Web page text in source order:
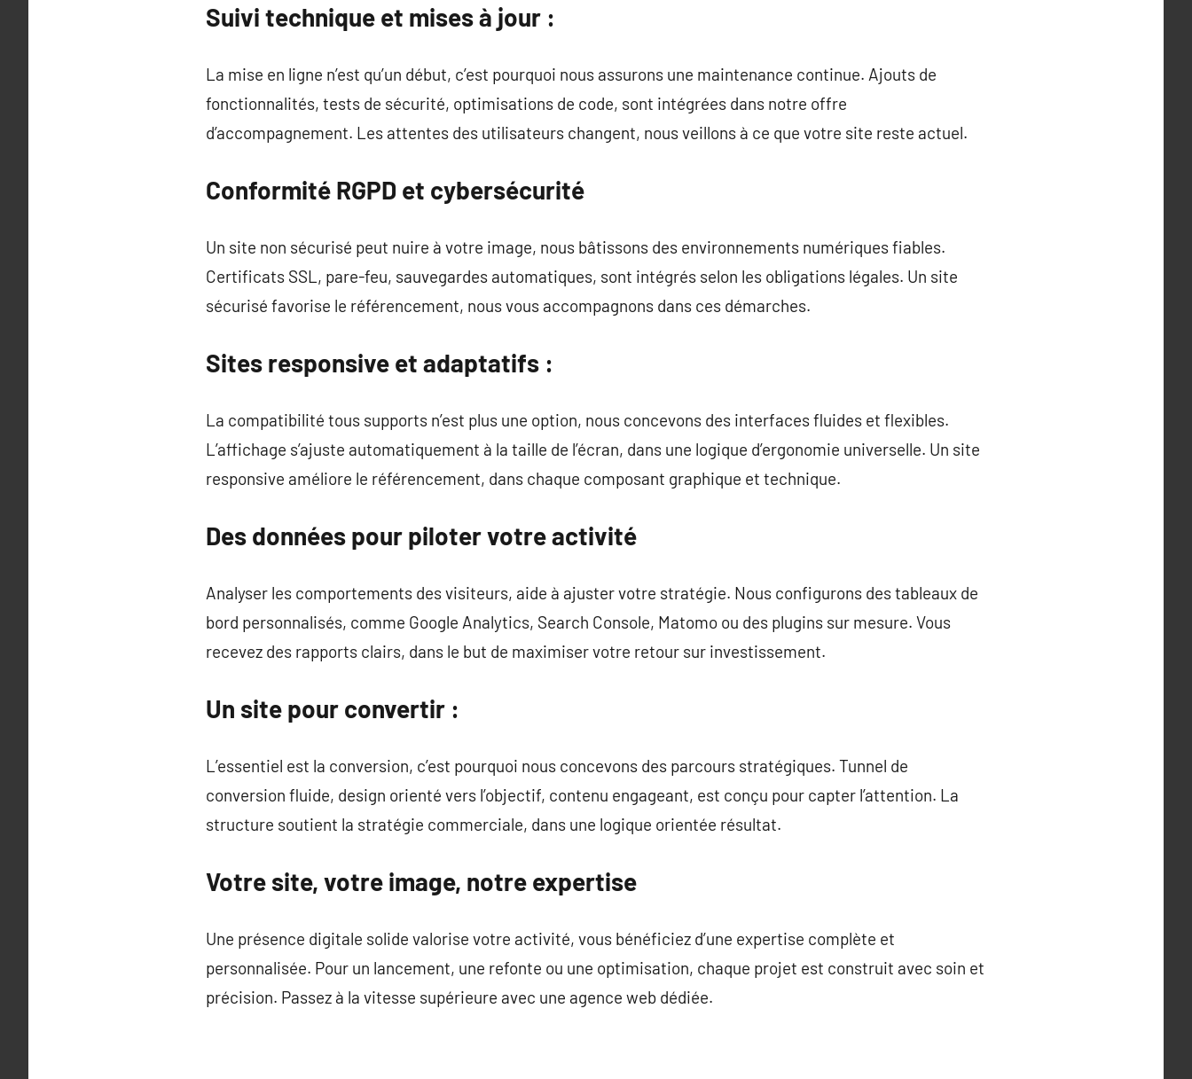
Suivi technique et mises à jour :
La mise en ligne n’est qu’un début, c’est pourquoi nous assurons une maintenance continue. Ajouts de
fonctionnalités, tests de sécurité, optimisations de code, sont intégrées dans notre offre
d’accompagnement. Les attentes des utilisateurs changent, nous veillons à ce que votre site reste actuel.
Conformité RGPD et cybersécurité
Un site non sécurisé peut nuire à votre image, nous bâtissons des environnements numériques fiables.
Certificats SSL, pare-feu, sauvegardes automatiques, sont intégrés selon les obligations légales. Un site
sécurisé favorise le référencement, nous vous accompagnons dans ces démarches.
Sites responsive et adaptatifs :
La compatibilité tous supports n’est plus une option, nous concevons des interfaces fluides et flexibles.
L’affichage s’ajuste automatiquement à la taille de l’écran, dans une logique d’ergonomie universelle. Un site
responsive améliore le référencement, dans chaque composant graphique et technique.
Des données pour piloter votre activité
Analyser les comportements des visiteurs, aide à ajuster votre stratégie. Nous configurons des tableaux de
bord personnalisés, comme Google Analytics, Search Console, Matomo ou des plugins sur mesure. Vous
recevez des rapports clairs, dans le but de maximiser votre retour sur investissement.
Un site pour convertir :
L’essentiel est la conversion, c’est pourquoi nous concevons des parcours stratégiques. Tunnel de
conversion fluide, design orienté vers l’objectif, contenu engageant, est conçu pour capter l’attention. La
structure soutient la stratégie commerciale, dans une logique orientée résultat.
Votre site, votre image, notre expertise
Une présence digitale solide valorise votre activité, vous bénéficiez d’une expertise complète et
personnalisée. Pour un lancement, une refonte ou une optimisation, chaque projet est construit avec soin et
précision. Passez à la vitesse supérieure avec une agence web dédiée.